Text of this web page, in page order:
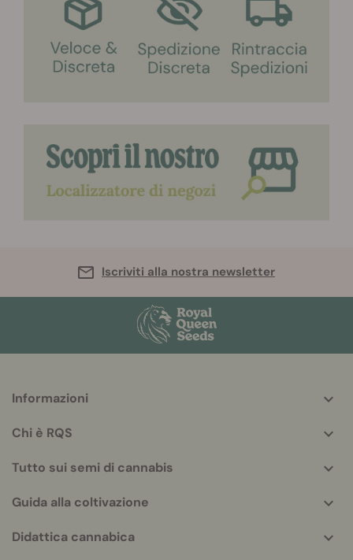
Iscriviti alla nostra newsletter
info
Informazioni
Chi è RQS
Tutto sui semi di cannabis
Guida alla coltivazione
Didattica cannabica